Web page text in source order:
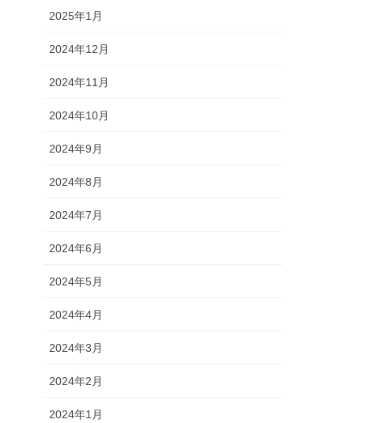
2025年1月
2024年12月
2024年11月
2024年10月
2024年9月
2024年8月
2024年7月
2024年6月
2024年5月
2024年4月
2024年3月
2024年2月
2024年1月